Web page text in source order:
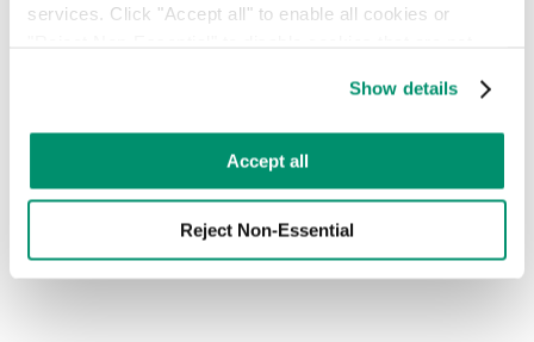
services. Click "Accept all" to enable all cookies or
preferences by toggling the different kinds of cookies.
Privacy Policy.
Show details
Accept all
Reject Non-Essential
قراءة المزيد
تحظى بثقة قادة جميع القطاعات
تعرف على كيفية تجاوزنا لخدمات إدارة النفايات التقليدية من أجل
اعرف المزيد